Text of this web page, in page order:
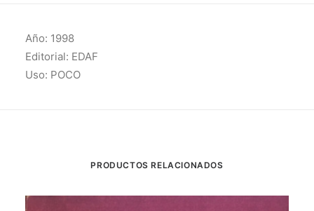
Año: 1998
Editorial: EDAF
Uso: POCO
PRODUCTOS RELACIONADOS